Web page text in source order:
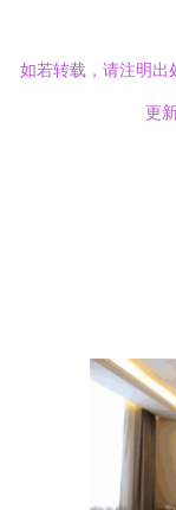
如若转载，请注明
更